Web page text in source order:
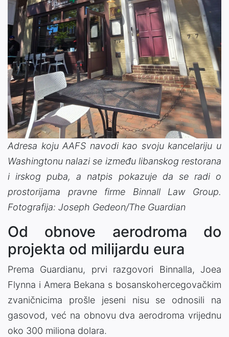
Adresa koju AAFS navodi kao svoju kancelariju u
Washingtonu nalazi se između libanskog restorana
i irskog puba, a natpis pokazuje da se radi o
prostorijama pravne firme Binnall Law Group.
Fotografija: Joseph Gedeon/The Guardian
Od obnove aerodroma do
projekta od milijardu eura
Prema Guardianu, prvi razgovori Binnalla, Joea
Flynna i Amera Bekana s bosanskohercegovačkim
zvaničnicima prošle jeseni nisu se odnosili na
gasovod, već na obnovu dva aerodroma vrijednu
oko 300 miliona dolara.